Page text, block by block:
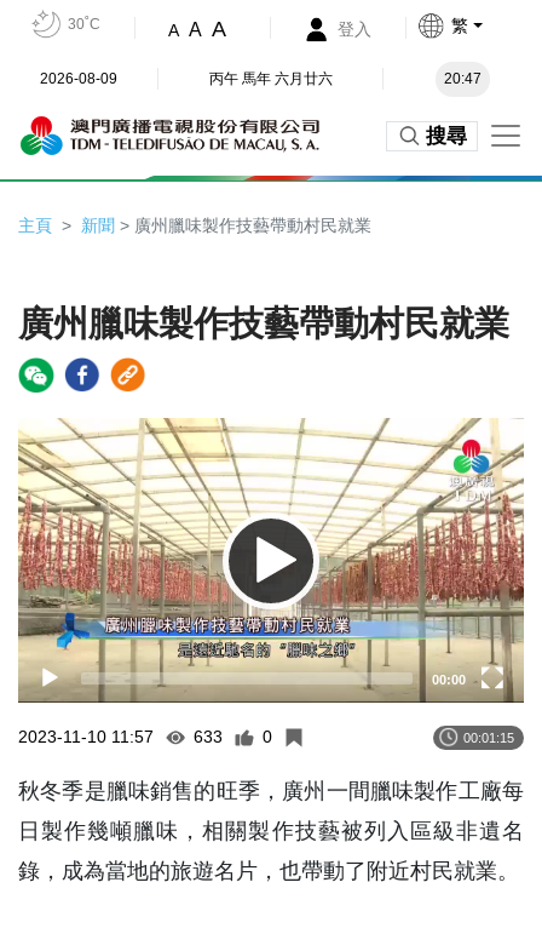
30˚C A A A 登入 繁
2026-08-09 丙午 馬年 六月廿六 20:47
搜尋
主頁 新聞 > 廣州臘味製作技藝帶動村民就業
廣州臘味製作技藝帶動村民就業
Video
Player
00:00
2023-11-10 11:57 633 0 00:01:15
秋冬季是臘味銷售的旺季，廣州一間臘味製作工廠每
日製作幾噸臘味，相關製作技藝被列入區級非遺名
錄，成為當地的旅遊名片，也帶動了附近村民就業。